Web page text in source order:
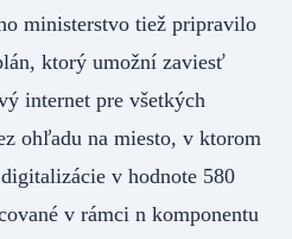
ministerstvo tiež pripravilo
ktorý umožní zaviesť
internet pre všetkých
ohľadu na miesto, v ktorom
v hodnote 580
v rámci n komponentu